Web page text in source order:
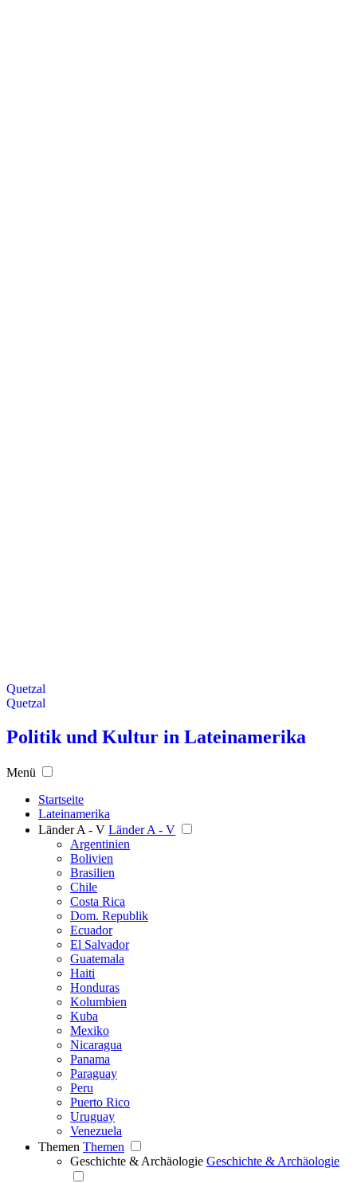
Quetzal
Quetzal
Politik und Kultur in Lateinamerika
Menü
Startseite
Lateinamerika
Länder A - V Länder A - V
Argentinien
Bolivien
Brasilien
Chile
Costa Rica
Dom. Republik
Ecuador
El Salvador
Guatemala
Haiti
Honduras
Kolumbien
Kuba
Mexiko
Nicaragua
Panama
Paraguay
Peru
Puerto Rico
Uruguay
Venezuela
Themen Themen
Geschichte & Archäologie Geschichte & Archäologie